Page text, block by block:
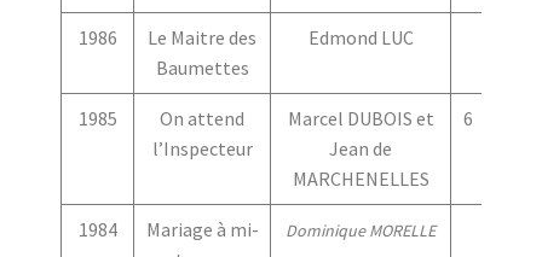
1986
Le Maitre des
Baumettes
Edmond LUC
1985
On attend
l’Inspecteur
Marcel DUBOIS et
Jean de
MARCHENELLES
6
1984
Mariage à mi-
Dominique MORELLE